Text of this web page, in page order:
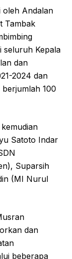
oleh Andalan
Tambak
seluruh Kepala
dan
2024 dan
100
Satoto Indar
Suparsih
(MI Nurul
dan
beberapa